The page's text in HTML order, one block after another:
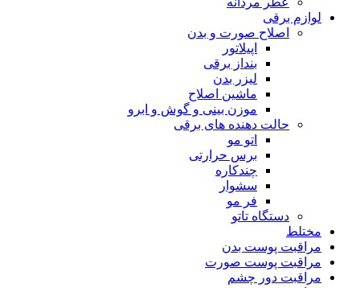
لوازم برقی
اصلاح صورت و بدن
اپیلاتور
بنداز برقی
لیزر بدن
ماشین اصلاح
موزن بینی و گوش و ابرو
حالت دهنده های برقی
اتو مو
برس حرارتی
چندکاره
سشوار
فر مو
دستگاه تاتو
مختلط
مراقبت پوست بدن
مراقبت پوست صورت
مراقبت دور چشم